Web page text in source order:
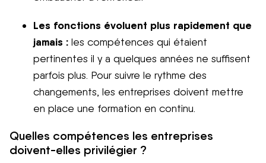
Les fonctions évoluent plus rapidement que
jamais : les compétences qui étaient
pertinentes il y a quelques années ne suffisent
parfois plus. Pour suivre le rythme des
changements, les entreprises doivent mettre
en place une formation en continu.
Quelles compétences les entreprises
doivent-elles privilégier ?